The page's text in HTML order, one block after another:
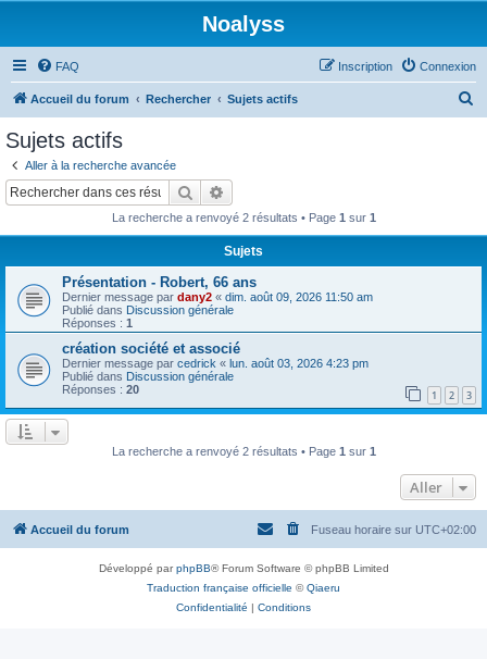
Noalyss
FAQ Connexion
Inscription
Accueil du forum Rechercher Sujets actifs
r
Sujets actifs
Aller à la recherche avancée
Rechercher
La recherche a renvoyé 2 résultats • Page 1 sur 1
Sujets
Présentation - Robert, 66 ans
Dernier message par dany2 « dim. août 09, 2026 11:50 am
Publié dans Discussion générale
Réponses : 1
création société et associé
Dernier message par cedrick « lun. août 03, 2026 4:23 pm
Publié dans Discussion générale
Réponses : 20 1 2 3
La recherche a renvoyé 2 résultats • Page 1 sur 1
Aller
Accueil du forum Fuseau horaire sur UTC+02:00
Développé parphpBB® Forum Software © phpBB Limited
Traduction française officielle ©Qiaeru
Confidentialité | Conditions